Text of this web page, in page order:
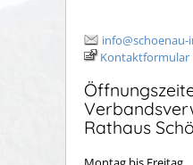
Kontaktformular
Rathaus